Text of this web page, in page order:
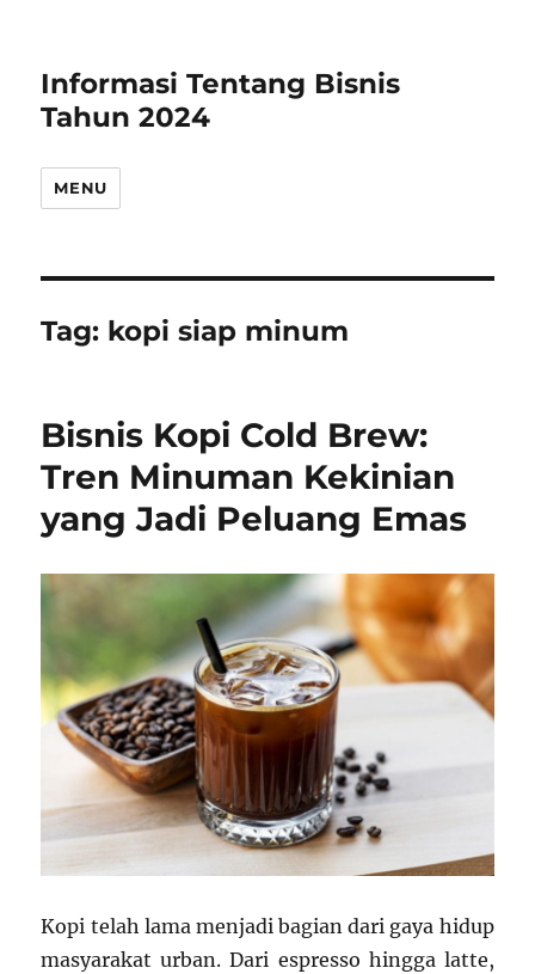
Informasi Tentang Bisnis
Tahun 2024
MENU
Tag: kopi siap minum
Bisnis Kopi Cold Brew:
Tren Minuman Kekinian
yang Jadi Peluang Emas
Kopi telah lama menjadi bagian dari gaya hidup
masyarakat urban. Dari espresso hingga latte,